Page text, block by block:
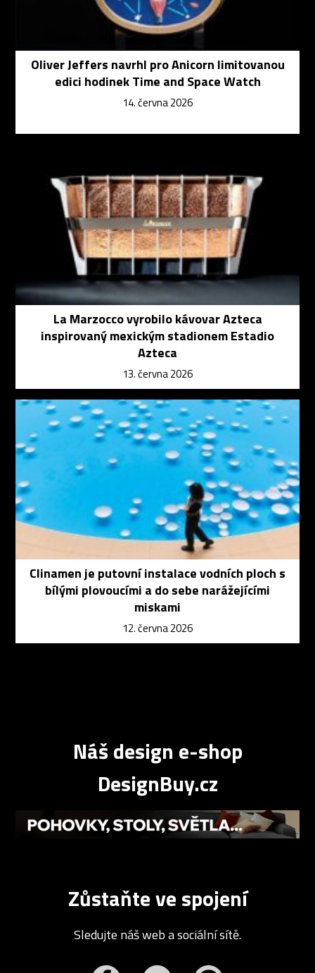
Oliver Jeffers navrhl pro Anicorn limitovanou
edici hodinek Time and Space Watch
14. června 2026
La Marzocco vyrobilo kávovar Azteca
inspirovaný mexickým stadionem Estadio
Azteca
13. června 2026
Clinamen je putovní instalace vodních ploch s
bílými plovoucími a do sebe narážejícími
miskami
12. června 2026
Náš design e-shop
DesignBuy.cz
Zůstaňte ve spojení
Sledujte náš web a sociální sítě.